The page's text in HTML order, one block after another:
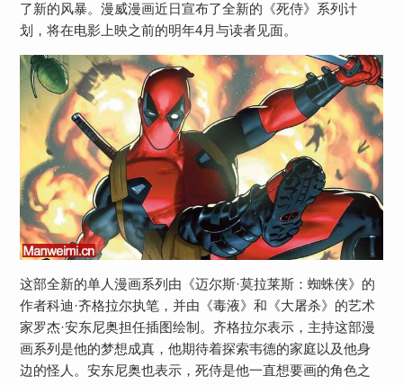
了新的风暴。漫威漫画近日宣布了全新的《死侍》系列计
划，将在电影上映之前的明年4月与读者见面。
这部全新的单人漫画系列由《迈尔斯·莫拉莱斯：蜘蛛侠》的
作者科迪·齐格拉尔执笔，并由《毒液》和《大屠杀》的艺术
家罗杰·安东尼奥担任插图绘制。齐格拉尔表示，主持这部漫
画系列是他的梦想成真，他期待着探索韦德的家庭以及他身
边的怪人。安东尼奥也表示，死侍是他一直想要画的角色之